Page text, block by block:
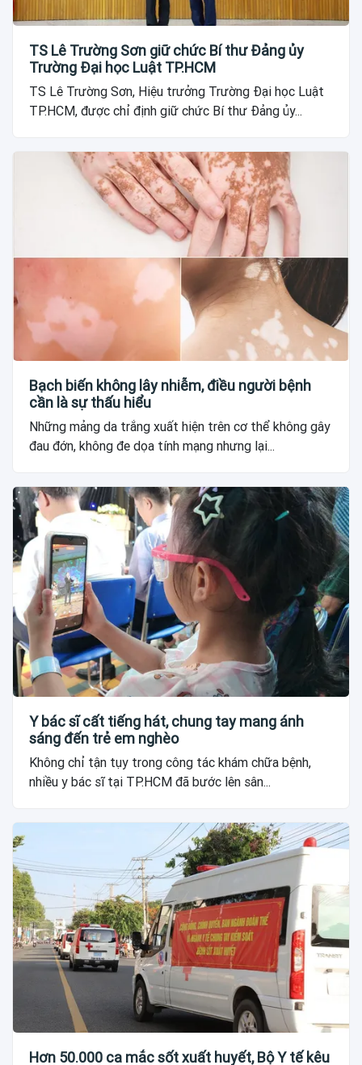
TS Lê Trường Sơn giữ chức Bí thư Đảng ủy
Trường Đại học Luật TP.HCM
TS Lê Trường Sơn, Hiệu trưởng Trường Đại học Luật
TP.HCM, được chỉ định giữ chức Bí thư Đảng ủy...
Bạch biến không lây nhiễm, điều người bệnh
cần là sự thấu hiểu
Những mảng da trắng xuất hiện trên cơ thể không gây
đau đớn, không đe dọa tính mạng nhưng lại...
Y bác sĩ cất tiếng hát, chung tay mang ánh
sáng đến trẻ em nghèo
Không chỉ tận tụy trong công tác khám chữa bệnh,
nhiều y bác sĩ tại TP.HCM đã bước lên sân...
Hơn 50.000 ca mắc sốt xuất huyết, Bộ Y tế kêu